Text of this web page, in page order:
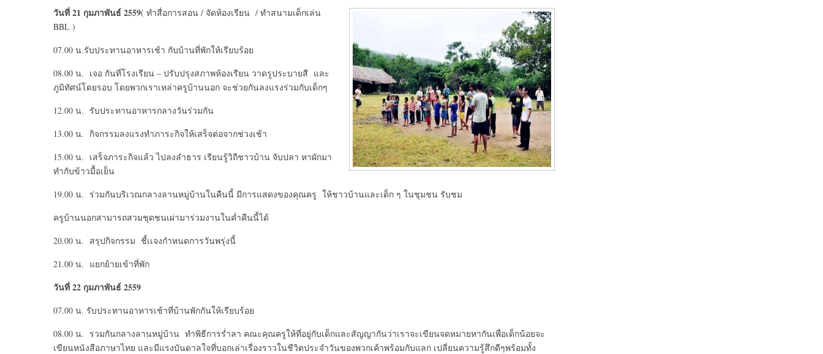
วันที่ 21 กุมภาพันธ์ 2559( ทำสื่อการสอน / จัดห้องเรียน / ทำสนามเด็กเล่น
BBL )
07.00 น.รับประทานอาหารเช้า กับบ้านที่พักให้เรียบร้อย
08.00 น. เจอ กันที่โรงเรียน – ปรับปรุงสภาพห้องเรียน วาดรูประบายสี และ
ภูมิทัศน์โดยรอบ โดยพวกเราเหล่าครูบ้านนอก จะช่วยกันลงแรงร่วมกับเด็กๆ
12.00 น. รับประทานอาหารกลางวันร่วมกัน
13.00 น. กิจกรรมลงแรงทำภาระกิจให้เสร็จต่อจากช่วงเช้า
15.00 น. เสร็จภาระกิจแล้ว ไปลงลำธาร เรียนรู้วิถีชาวบ้าน จับปลา หาผักมา
ทำกับข้าวมื้อเย็น
19.00 น. ร่วมกันบริเวณกลางลานหมู่บ้านในคืนนี้ มีการแสดงของคุณครู ให้ชาวบ้านและเด็ก ๆ ในชุมชน รับชม
ครูบ้านนอกสามารถสวมชุดชนเผ่ามาร่วมงานในค่ำคืนนี้ได้
20.00 น. สรุปกิจกรรม ชี้เเจงกำหนดการวันพรุ่งนี้
21.00 น. แยกย้ายเข้าที่พัก
วันที่ 22 กุมภาพันธ์ 2559
07.00 น. รับประทานอาหารเช้าที่บ้านพักกันให้เรียบร้อย
08.00 น. รวมกันกลางลานหมู่บ้าน ทำพิธีการร่ำลา คณะคุณครูให้ที่อยู่กับเด็กและสัญญากันว่าเราจะเขียนจดหมายหากันเพื่อเด็กน้อยจะ
เขียนหนังสือภาษาไทย และมีแรงบันดาลใจที่บอกเล่าเรื่องราวในชีวิตประจำวันของพวกเค้าพร้อมกับแลก เปลี่ยนความรู้สึกดีๆพร้อมทั้ง